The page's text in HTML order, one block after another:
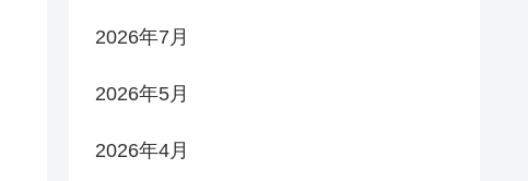
2026年7月
2026年5月
2026年4月